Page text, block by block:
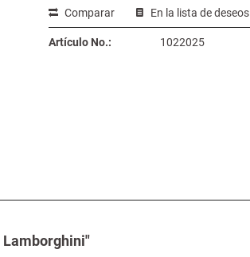
Comparar En la lista de deseos
Artículo No.: 1022025